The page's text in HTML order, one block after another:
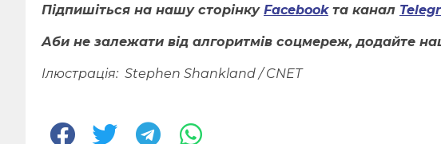
Підпишіться на нашу сторінку Facebookта канал
Аби не залежати від алгоритмів соцмереж, додайте
Ілюстрація: Stephen Shankland / CNET